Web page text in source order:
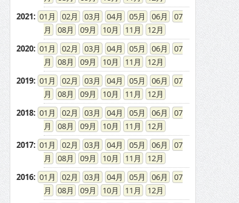
2021: 01 02 03 04 05 06
07
08
09 10 11
12
2020: 01 02 03 04 05 06
07
08
09 10 11
12
2019: 01 02 03 04 05 06
07
08
09 10 11
12
2018: 01 02 03 04 05 06
07
08
09 10 11
12
2017: 01 02 03 04 05 06
07
08
09 10 11
12
2016: 01 02 03 04 05 06
07
08
09 10 11
12